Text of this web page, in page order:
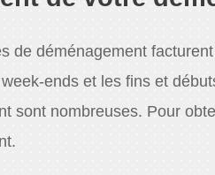
de déménagement
ends et les fins et
sont nombreuses. Pour